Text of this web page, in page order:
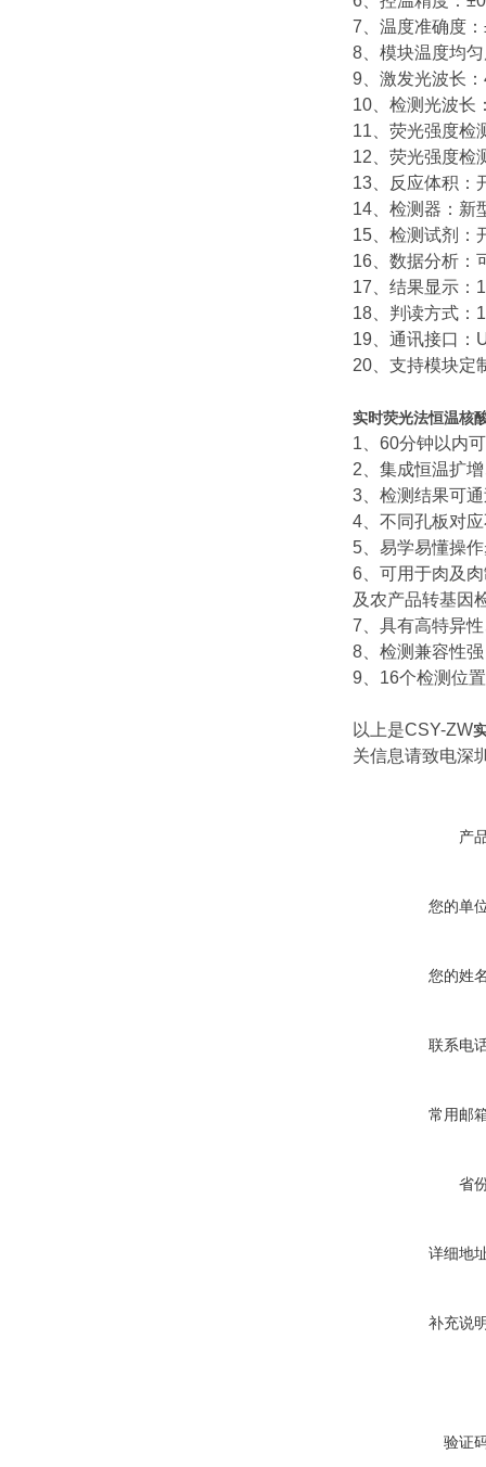
7、温度准确度
8、模块温度均
9、激发光波长
10、检测光波长
11、荧光强度检
12、荧光强度检
13、反应体积：
14、检测器：新
15、检测试剂：
16、数据分析：
17、结果显示：
18、判读方式：
19、通讯接口：
20、支持模块定
实时荧光法恒温核
1、60分钟以内
2、集成恒温扩
3、检测结果可
4、不同孔板对
5、易学易懂操
6、可用于肉及
及农产品转基因
7、具有高特异
8、检测兼容性
9、16个检测位
以上是CSY-ZW
关信息请致电深
产
您的单
您的姓
联系电
常用邮
省
详细地
补充说
验证